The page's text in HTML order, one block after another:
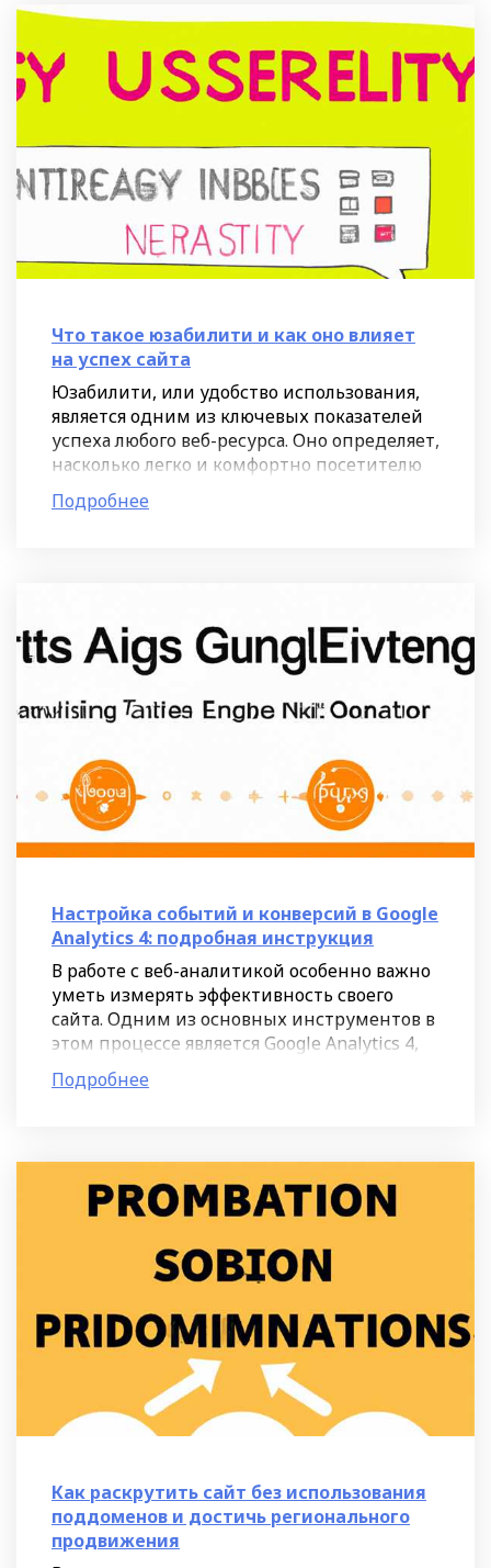
Что такое юзабилити и как оно влияет
на успех сайта
Юзабилити, или удобство использования,
является одним из ключевых показателей
успеха любого веб-ресурса. Оно определяет,
насколько легко и комфортно посетителю
пользоваться сайтом, находить нужную
информацию,
Подробнее
Настройка событий и конверсий в Google
Analytics 4: подробная инструкция
В работе с веб-аналитикой особенно важно
уметь измерять эффективность своего
сайта. Одним из основных инструментов в
этом процессе является Google Analytics 4,
который позволяет отслеживать
различные события и конверсии на
Подробнее
Как раскрутить сайт без использования
поддоменов и достичь регионального
продвижения